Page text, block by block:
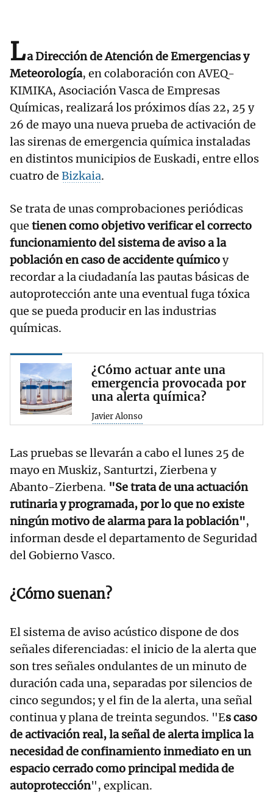
La Dirección de Atención de Emergencias y
Meteorología, en colaboración con AVEQ-
KIMIKA, Asociación Vasca de Empresas
Químicas, realizará los próximos días 22, 25 y
26 de mayo una nueva prueba de activación de
las sirenas de emergencia química instaladas
en distintos municipios de Euskadi, entre ellos
cuatro de Bizkaia.
Se trata de unas comprobaciones periódicas
que tienen como objetivo verificar el correcto
funcionamiento del sistema de aviso a la
población en caso de accidente químicoy
recordar a la ciudadanía las pautas básicas de
autoprotección ante una eventual fuga tóxica
que se pueda producir en las industrias
químicas.
¿Cómo actuar ante una
emergencia provocada por
una alerta química?
Javier Alonso
Las pruebas se llevarán a cabo el lunes 25 de
mayo en Muskiz, Santurtzi, Zierbena y
Abanto-Zierbena. "Se trata de una actuación
rutinaria y programada, por lo que no existe
ningún motivo de alarma para la población",
informan desde el departamento de Seguridad
del Gobierno Vasco.
¿Cómo suenan?
El sistema de aviso acústico dispone de dos
señales diferenciadas: el inicio de la alerta que
son tres señales ondulantes de un minuto de
duración cada una, separadas por silencios de
cinco segundos; y el fin de la alerta, una señal
continua y plana de treinta segundos. "Es caso
de activación real, la señal de alerta implica la
necesidad de confinamiento inmediato en un
espacio cerrado como principal medida de
autoprotección", explican.